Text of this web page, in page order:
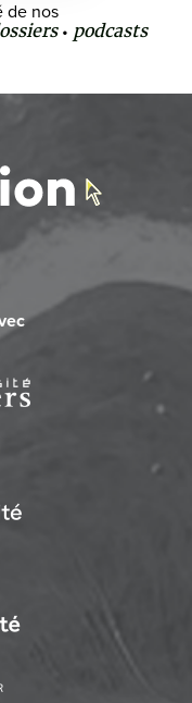
de nos
• podcasts